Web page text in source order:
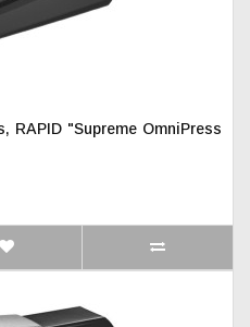
RAPID "Supreme OmniPress